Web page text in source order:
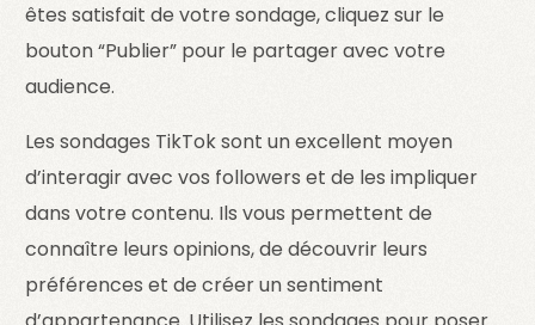
êtes satisfait de votre sondage, cliquez sur le
bouton “Publier” pour le partager avec votre
audience.
Les sondages TikTok sont un excellent moyen
d’interagir avec vos followers et de les impliquer
dans votre contenu. Ils vous permettent de
connaître leurs opinions, de découvrir leurs
préférences et de créer un sentiment